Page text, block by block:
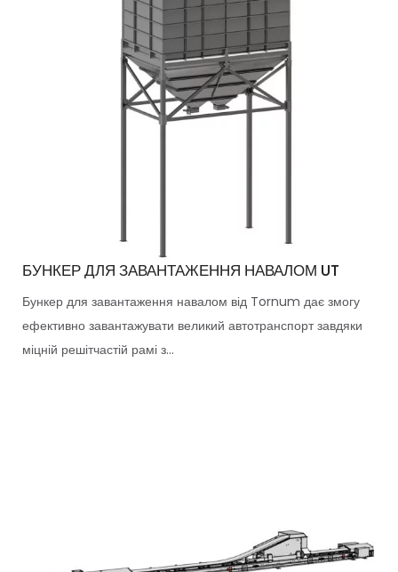
БУНКЕР ДЛЯ ЗАВАНТАЖЕННЯ НАВАЛОМ UT
Бункер для завантаження навалом від Tornum дає змогу
ефективно завантажувати великий автотранспорт завдяки
міцній решітчастій рамі з...